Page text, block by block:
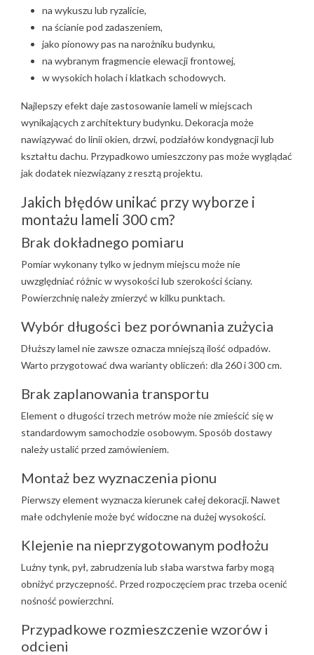
na wykuszu lub ryzalicie,
na ścianie pod zadaszeniem,
jako pionowy pas na narożniku budynku,
na wybranym fragmencie elewacji frontowej,
w wysokich holach i klatkach schodowych.
Najlepszy efekt daje zastosowanie lameli w miejscach
wynikających z architektury budynku. Dekoracja może
nawiązywać do linii okien, drzwi, podziałów kondygnacji lub
kształtu dachu. Przypadkowo umieszczony pas może wyglądać
jak dodatek niezwiązany z resztą projektu.
Jakich błędów unikać przy wyborze i
montażu lameli 300 cm?
Brak dokładnego pomiaru
Pomiar wykonany tylko w jednym miejscu może nie
uwzględniać różnic w wysokości lub szerokości ściany.
Powierzchnię należy zmierzyć w kilku punktach.
Wybór długości bez porównania zużycia
Dłuższy lamel nie zawsze oznacza mniejszą ilość odpadów.
Warto przygotować dwa warianty obliczeń: dla 260 i 300 cm.
Brak zaplanowania transportu
Element o długości trzech metrów może nie zmieścić się w
standardowym samochodzie osobowym. Sposób dostawy
należy ustalić przed zamówieniem.
Montaż bez wyznaczenia pionu
Pierwszy element wyznacza kierunek całej dekoracji. Nawet
małe odchylenie może być widoczne na dużej wysokości.
Klejenie na nieprzygotowanym podłożu
Luźny tynk, pył, zabrudzenia lub słaba warstwa farby mogą
obniżyć przyczepność. Przed rozpoczęciem prac trzeba ocenić
nośność powierzchni.
Przypadkowe rozmieszczenie wzorów i
odcieni